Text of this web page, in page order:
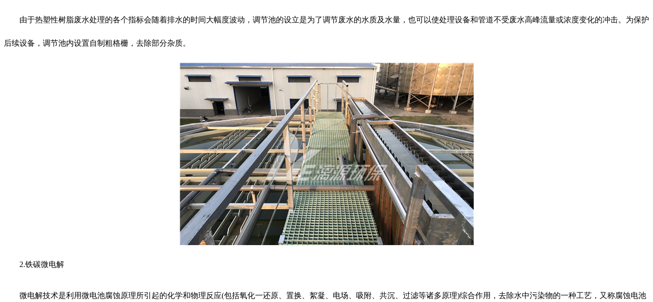
由于热塑性树脂废水处理的各个指标会随着排水的时间大幅度波动，调节池的设立是为了调节废水的水质及水量，也可以使处理设备和管道不受废水高峰流量或浓度变化的冲击。为保护
后续设备，调节池内设置自制粗格栅，去除部分杂质。
2.铁碳微电解
微电解技术是利用微电池腐蚀原理所引起的化学和物理反应(包括氧化一还原、置换、絮凝、电场、吸附、共沉、过滤等诸多原理)综合作用，去除水中污染物的一种工艺，又称腐蚀电池